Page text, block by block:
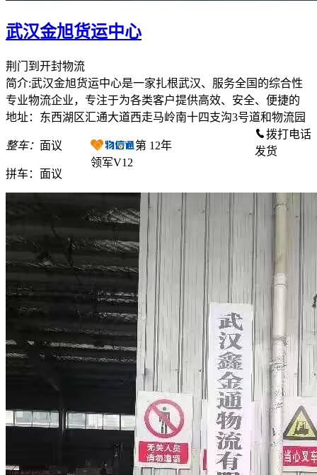
武汉金旭货运中心
荆门到开封物流
简介:武汉金旭货运中心是一家扎根武汉、服务全国的综合性
专业物流企业，专注于为各类客户提供高效、安全、便捷的
地址：东西湖区汇通大道西走马岭南十四支沟3号道和物流园
整车： 面议
拼车： 面议
第 12年
领军V12
拨打电话
发货